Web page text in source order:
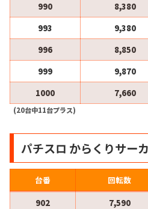
990
8,380
993
9,380
996
8,850
999
9,870
1000
7,660
(20台中11台プラス)
パチスロ からくりサー
台番 回転数
902
7,590